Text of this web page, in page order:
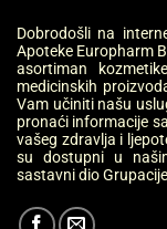
Dobrodošli na
Apoteke Europharm
asortiman
medicinskih
Vam učiniti našu
pronaći informacije
vašeg zdravlja i
su dostupni u
sastavni dio